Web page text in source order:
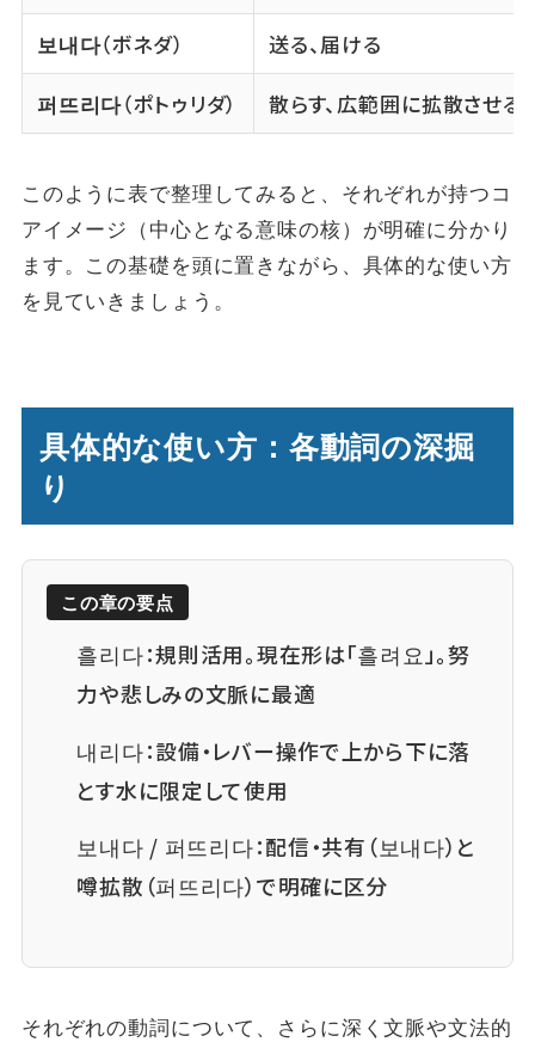
보내다（ボネダ）
送る、届ける
퍼뜨리다（ポトゥリダ） 散らす、広範囲に拡散させる
このように表で整理してみると、それぞれが持つコ
アイメージ（中心となる意味の核）が明確に分かり
ます。この基礎を頭に置きながら、具体的な使い方
を見ていきましょう。
具体的な使い方：各動詞の深掘
り
この章の要点
흘리다：規則活用。現在形は「흘려요」。努
力や悲しみの文脈に最適
내리다：設備・レバー操作で上から下に落
とす水に限定して使用
보내다 / 퍼뜨리다：配信・共有（보내다）と
噂拡散（퍼뜨리다）で明確に区分
それぞれの動詞について、さらに深く文脈や文法的